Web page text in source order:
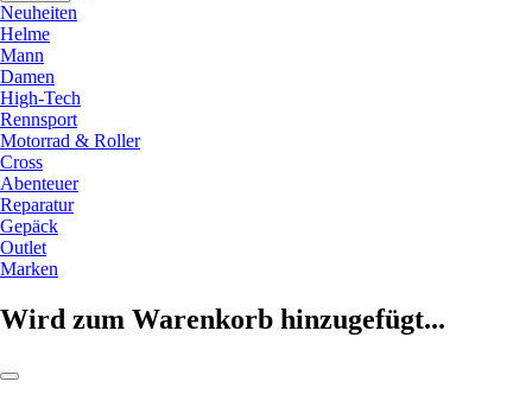
Neuheiten
Helme
Mann
Damen
High-Tech
Rennsport
Motorrad & Roller
Cross
Abenteuer
Reparatur
Gepäck
Outlet
Marken
Wird zum Warenkorb hinzugefügt...